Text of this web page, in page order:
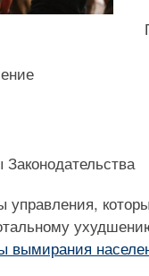
управления,
вымирания